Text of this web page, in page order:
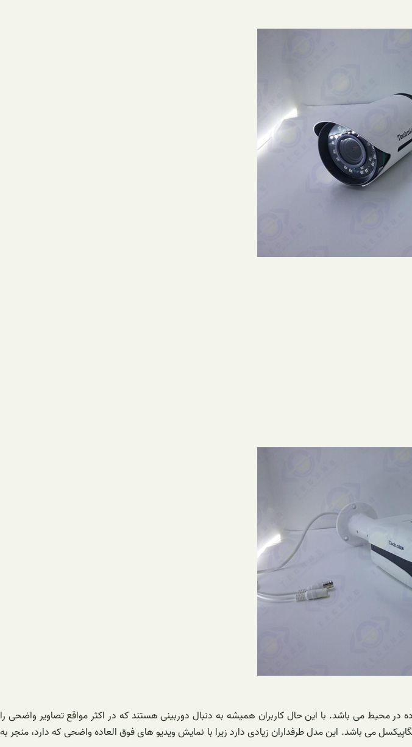
می باشد. با این حال کاربران همیشه به دنبال دوربینی هستند که در اکثر مواقع تصاویر واضحی را
کند. در این راستا پیشنهاد ویژه و عالی ما به شما، دوربین مداربسته تحت شبکه اسپید دام استارلایت ۲ مگاپیکسل می باشد. این مدل طرفداران زیادی دارد زیرا با نمایش ویدیو های فوق العاده واضحی که دارد، منجر به